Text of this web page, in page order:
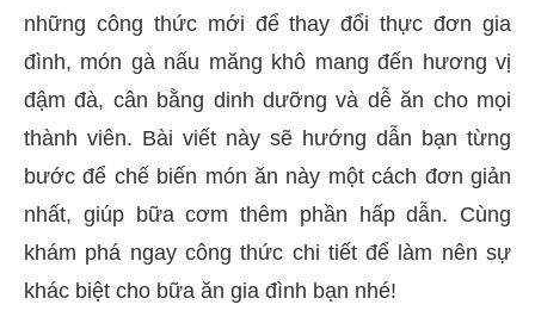
những công thức mới để thay đổi thực đơn gia
đình, món gà nấu măng khô mang đến hương vị
đậm đà, cân bằng dinh dưỡng và dễ ăn cho mọi
thành viên. Bài viết này sẽ hướng dẫn bạn từng
bước để chế biến món ăn này một cách đơn giản
nhất, giúp bữa cơm thêm phần hấp dẫn. Cùng
khám phá ngay công thức chi tiết để làm nên sự
khác biệt cho bữa ăn gia đình bạn nhé!